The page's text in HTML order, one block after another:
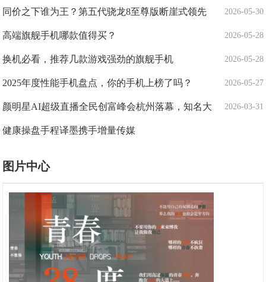
2026-05-30
同价之下谁为王？第五代骁龙8至尊版断崖式领先
2026-05-28
高端旗舰手机哪款值得买？
2026-05-28
换机必看，推荐几款游戏强劲的旗舰手机
2026-05-27
2025年度性能手机盘点，你的手机上榜了吗？
2026-03-31
颜明星AI超级直播全民创富峰会杭州落幕，知名大
健康操盘手程译墨携手增量传媒
图片中心